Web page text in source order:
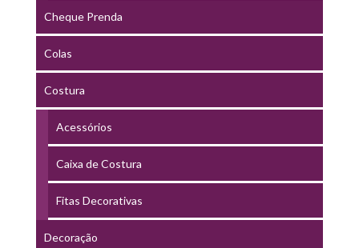
Cheque Prenda
Colas
Costura
Acessórios
Caixa de Costura
Fitas Decorativas
Decoração